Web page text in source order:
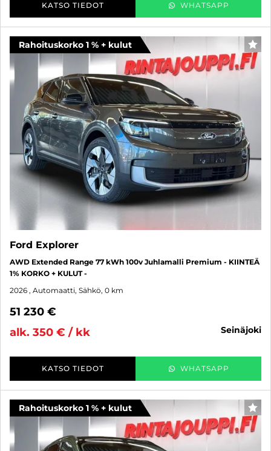
KATSO TIEDOT WHATSAPP
Rahoituskorko 1 % + kulut
Ford Explorer
AWD Extended Range 77 kWh 100v Juhlamalli Premium - KIINTEÄ
1% KORKO + KULUT -
2026 , Automaatti, Sähkö, 0 km
51 230 €
alk. 350 € / kk
seinäjoki
KATSO TIEDOT WHATSAPP
Rahoituskorko 1 % + kulut